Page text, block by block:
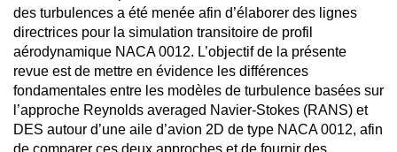
des turbulences a été menée afin d’élaborer des lignes
directrices pour la simulation transitoire de profil
aérodynamique NACA 0012. L’objectif de la présente
revue est de mettre en évidence les différences
fondamentales entre les modèles de turbulence basées sur
l’approche Reynolds averaged Navier-Stokes (RANS) et
DES autour d’une aile d’avion 2D de type NACA 0012, afin
de comparer ces deux approches et de fournir des